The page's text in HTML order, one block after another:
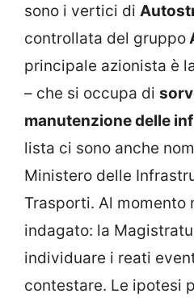
sono i vertici di
controllata del gruppo
principale azionista è
– che si occupa di
manutenzione delle
lista ci sono anche
Ministero delle
Trasporti. Al momento
indagato: la
individuare i reati
contestare. Le ipotesi